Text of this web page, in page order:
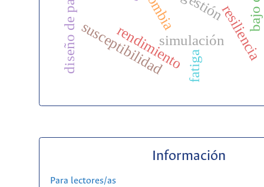
simulaciónresiliencia
rendimientofatiga
susceptibilidad
Información
Para lectores/as